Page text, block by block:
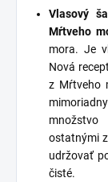
Vlasový
Mŕtveho
mora. Je
Nová
z Mŕtveho
ostatnými
udržovať
čisté.